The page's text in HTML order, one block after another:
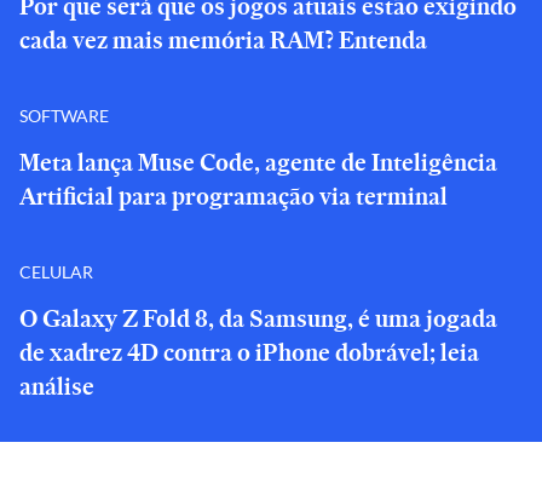
cada vez mais memória RAM? Entenda
SOFTWARE
Meta lança Muse Code, agente de Inteligência
Artificial para programação via terminal
CELULAR
O Galaxy Z Fold 8, da Samsung, é uma jogada
de xadrez 4D contra o iPhone dobrável; leia
análise